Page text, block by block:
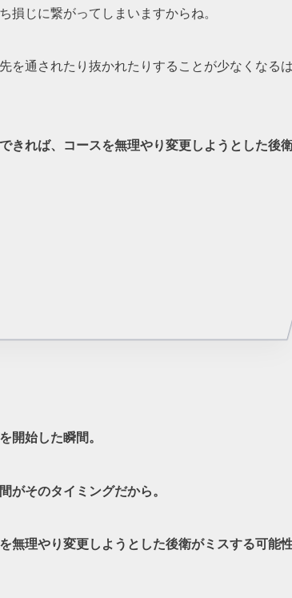
損じに繋がってしまいますからね。
を通されたり抜かれたりすることが少なくなる
きれば、コースを無理やり変更しようとした後
開始した瞬間。
そのタイミングだから。
無理やり変更しようとした後衛がミスする可能